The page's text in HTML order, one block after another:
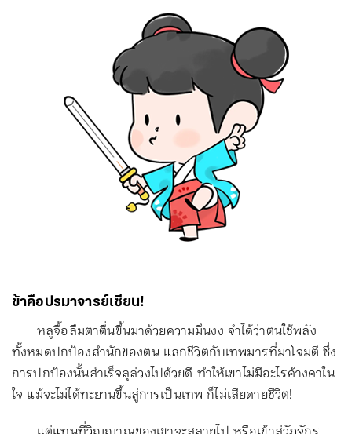
ข้าคือปรมาจารย์เซียน!
หลูจื้อลืมตาตื่นขึ้นมาด้วยความมึนงง จำได้ว่าตนใช้พลัง
ทั้งหมดปกป้องสำนักของตน แลกชีวิตกับเทพมารที่มาโจมตี ซึ่ง
การปกป้องนั้นสำเร็จลุล่วงไปด้วยดี ทำให้เขาไม่มีอะไรค้างคาใน
ใจ แม้จะไม่ได้ทะยานขึ้นสู่การเป็นเทพ ก็ไม่เสียดายชีวิต!